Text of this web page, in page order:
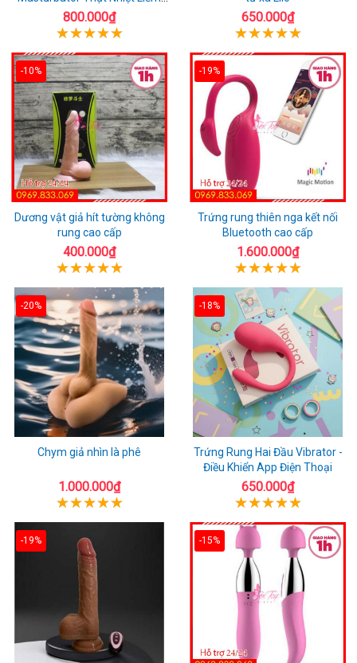
Rung
800.000₫ 650.000₫
-10%
Dương vật giả hít tường không
rung cao cấp
400.000₫
-19%
Trứng rung thiên nga kết nối
Bluetooth cao cấp
1.600.000₫
-20%
Chym giả nhìn là phê
1.000.000₫
-18%
Trứng Rung Hai Đầu Vibrator -
Điều Khiển App Điện Thoại
650.000₫
-19% -15%